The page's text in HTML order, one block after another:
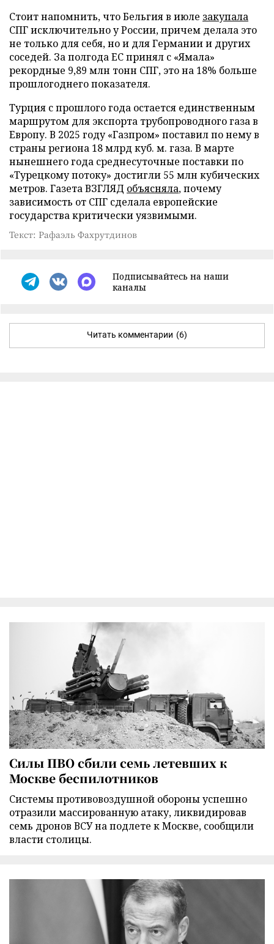
Стоит напомнить, что Бельгия в июле закупала
СПГ исключительно у России, причем делала это
не только для себя, но и для Германии и других
соседей. За полгода ЕС принял с «Ямала»
рекордные 9,89 млн тонн СПГ, это на 18% больше
прошлогоднего показателя.
Турция с прошлого года остается единственным
маршрутом для экспорта трубопроводного газа в
Европу. В 2025 году «Газпром» поставил по нему в
страны региона 18 млрд куб. м. газа. В марте
нынешнего года среднесуточные поставки по
«Турецкому потоку» достигли 55 млн кубических
метров. Газета ВЗГЛЯД объясняла, почему
зависимость от СПГ сделала европейские
государства критически уязвимыми.
Текст: Рафаэль Фахрутдинов
Подписывайтесь на наши
каналы
Читать комментарии (6)
Силы ПВО сбили семь летевших к
Москве беспилотников
Cистемы противовоздушной обороны успешно
отразили массированную атаку, ликвидировав
семь дронов ВСУ на подлете к Москве, сообщили
власти столицы.